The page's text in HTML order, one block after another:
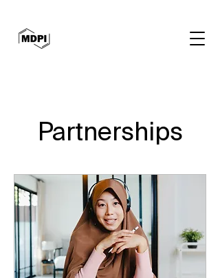
Partnerships